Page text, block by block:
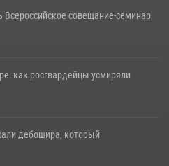
совещание-семинар
как росгвардейцы усмиряли
дебошира, который